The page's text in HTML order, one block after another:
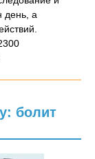
день, а
болит